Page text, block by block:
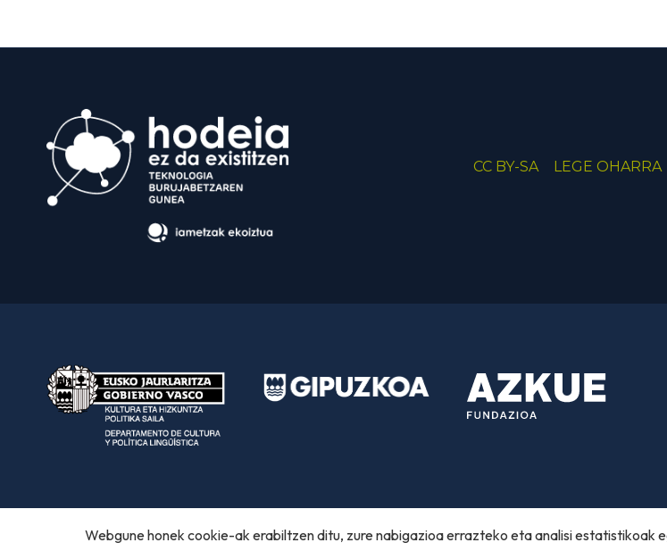
CC BY-SA LEGE OHARRA
Webgune honek cookie-ak erabiltzen ditu, zure nabigazioa errazteko eta analisi estatistikoak